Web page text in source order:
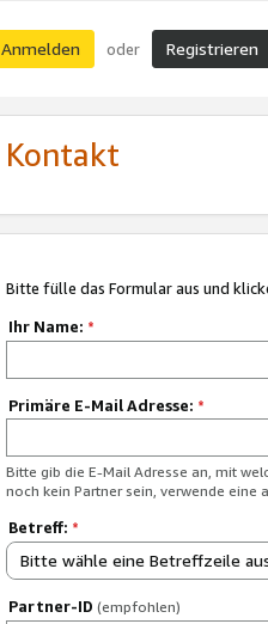
Anmelden oder Registrieren
Kontakt
Bitte fülle das Formular aus und
Ihr Name: *
Primäre E-Mail Adresse: *
Bitte gib die E-Mail Adresse an, mit
noch kein Partner sein, verwende eine
Betreff: *
Bitte wähle eine Betreffzeile
Partner-ID (empfohlen)